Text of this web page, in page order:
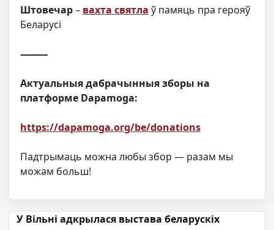
Штовечар– вахта святла ў памяць пра герояў
Беларусі
⸻
Актуальныя дабрачынныя зборы на
платформе Dapamoga:
https://dapamoga.org/be/donations
Падтрымаць можна любы збор — разам мы
можам больш!
Навігацыя па запісах
У Вільні адкрылася выстава беларускіх